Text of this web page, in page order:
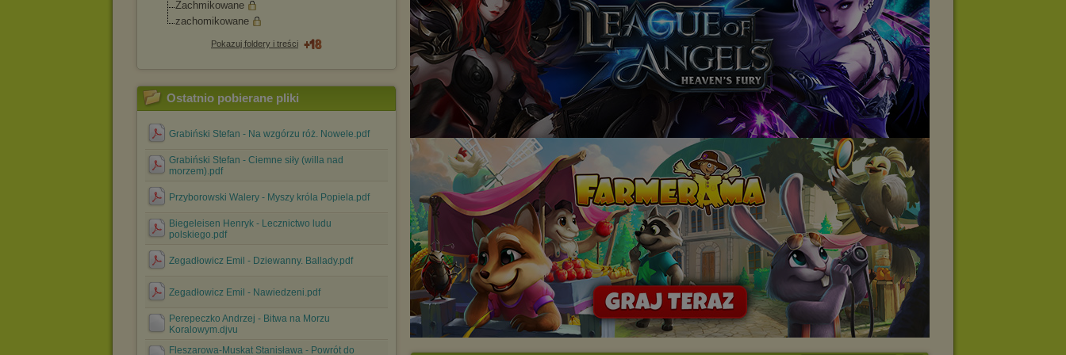
Istnieje możliwość zmiany ustawień przeglądarki internetowej w
sposób uniemożliwiający przechowywanie plików cookies na
urządzeniu końcowym. Można również usunąć pliki cookies,
dokonując odpowiednich zmian w ustawieniach przeglądarki
internetowej.
Pełną informację na ten temat znajdziesz pod adresem
http://chomikuj.pl/PolitykaPrywatnosci.aspx.
Zachmikowane
zachomikowane
Pokazuj foldery i treści
Ostatnio pobierane pliki
Grabiński Stefan - Na wzgórzu róż. Nowele.pdf
Grabiński Stefan - Ciemne siły (willa nad
morzem).pdf
Przyborowski Walery - Myszy króla Popiela.pdf
Biegeleisen Henryk - Lecznictwo ludu
polskiego.pdf
Zegadłowicz Emil - Dziewanny. Ballady.pdf
Zegadłowicz Emil - Nawiedzeni.pdf
Perepeczko Andrzej - Bitwa na Morzu
Koralowym.djvu
Fleszarowa-Muskat Stanisława - Powrót do